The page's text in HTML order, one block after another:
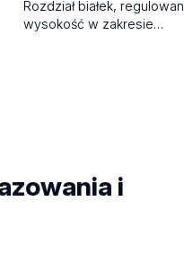
Rozdział białek,
wysokość w zakresie…
i